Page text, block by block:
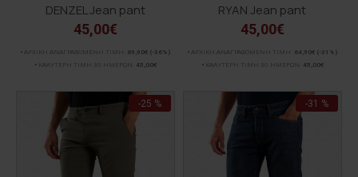
DENZEL Jean pant
45,00€
ΑΡΧΙΚΗ ΑΝΑΓΡΑΦΟΜΕΝΗ ΤΙΜΗ: 69,90€ (-36%)
ΚΑΛΥΤΕΡΗ ΤΙΜΗ 30 ΗΜΕΡΩΝ:
45,00€
RYAN Jean pant
45,00€
ΑΡΧΙΚΗ ΑΝΑΓΡΑΦΟΜΕΝΗ ΤΙΜΗ: 64,90€ (-31%)
ΚΑΛΥΤΕΡΗ ΤΙΜΗ 30 ΗΜΕΡΩΝ:
45,00€
-25 % -31 %